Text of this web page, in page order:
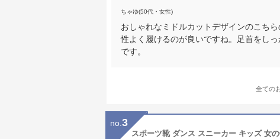
ちゃゆ(50代・女性)
おしゃれなミドルカットデザインのこち
性よく履けるのが良いですね。足首をし
です。
全ての
no. 3